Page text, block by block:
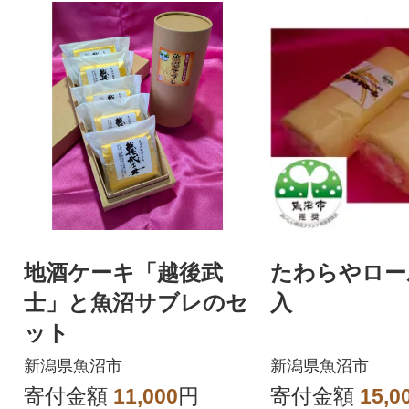
地酒ケーキ「越後武
士」と魚沼サブレのセ
ット
新潟県魚沼市
寄付金額 11,000円
たわらやロ
入
新潟県魚沼市
寄付金額